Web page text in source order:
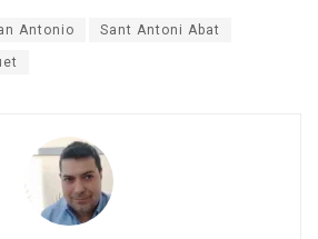
Antonio Sant Antoni Abat